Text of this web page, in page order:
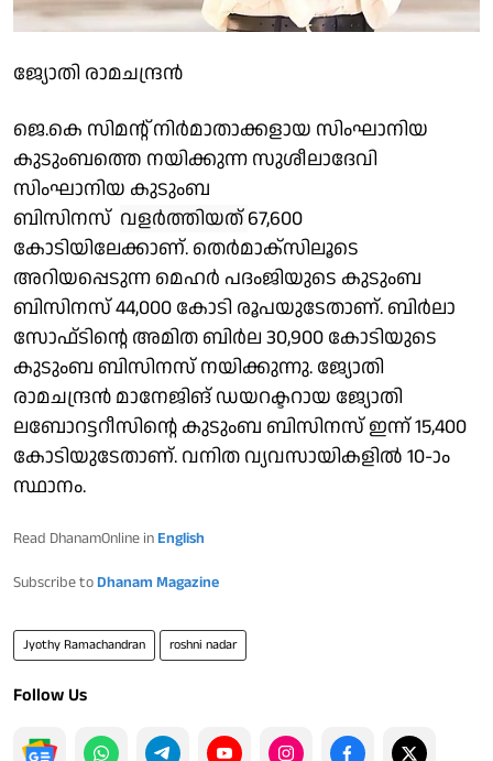
ജ്യോതി രാമചന്ദ്രൻ
ജെ.കെ സിമന്റ് നിര്‍മാതാക്കളായ സിംഘാനിയ
കുടുംബത്തെ നയിക്കുന്ന സുശീലാദേവി
സിംഘാനിയ കുടുംബ
ബിസിനസ് വളര്‍ത്തിയത്67,600
കോടിയിലേക്കാണ്. തെര്‍മാക്‌സിലൂടെ
അറിയപ്പെടുന്ന മെഹര്‍ പദംജിയുടെ കുടുംബ
ബിസിനസ് 44,000 കോടി രൂപയുടേതാണ്. ബിര്‍ലാ
സോഫ്ടിന്റെ അമിത ബിര്‍ല 30,900 കോടിയുടെ
കുടുംബ ബിസിനസ് നയിക്കുന്നു. ജ്യോതി
രാമചന്ദ്രന്‍ മാനേജിങ് ഡയറക്ടറായ ജ്യോതി
ലബോറട്ടറീസിന്റെ കുടുംബ ബിസിനസ് ഇന്ന് 15,400
കോടിയുടേതാണ്. വനിത വ്യവസായികളില്‍ 10-ാം
സ്ഥാനം.
Read DhanamOnline in English
Subscribe to Dhanam Magazine
Jyothy Ramachandran roshni nadar
Follow Us